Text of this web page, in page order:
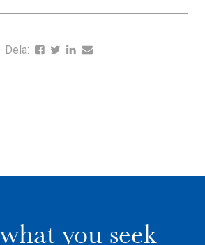
Dela:
you seek